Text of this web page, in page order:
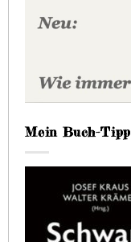
Mein Buch-Tipp